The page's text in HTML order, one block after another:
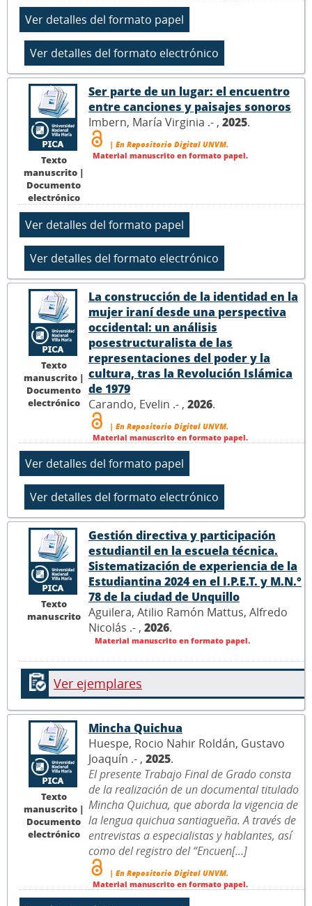
Texto
manuscrito |
Documento
electrónico
Ser parte de un lugar: el encuentro
entre canciones y paisajes sonoros
Imbern, María Virginia .- , 2025.
| En Repositorio Digital UNVM.
Material manuscrito en formato papel.
Texto
manuscrito |
Documento
electrónico
La construcción de la identidad en la
mujer iraní desde una perspectiva
occidental: un análisis
posestructuralista de las
representaciones del poder y la
cultura, tras la Revolución Islámica
de 1979
Carando, Evelin .- , 2026.
| En Repositorio Digital UNVM.
Material manuscrito en formato papel.
Texto
manuscrito
Gestión directiva y participación
estudiantil en la escuela técnica.
Sistematización de experiencia de la
Estudiantina 2024 en el I.P.E.T. y M.N.°
78 de la ciudad de Unquillo
Aguilera, Atilio Ramón Mattus, Alfredo
Nicolás .- , 2026.
Material manuscrito en formato papel.
Ver ejemplares
Texto
manuscrito |
Documento
electrónico
Mincha Quichua
Huespe, Rocio Nahir Roldán, Gustavo
Joaquín .- , 2025.
El presente Trabajo Final de Grado consta
de la realización de un documental titulado
Mincha Quichua, que aborda la vigencia de
la lengua quichua santiagueña. A través de
entrevistas a especialistas y hablantes, así
como del registro del “Encuen[...]
| En Repositorio Digital UNVM.
Material manuscrito en formato papel.